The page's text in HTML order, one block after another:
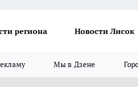
региона Новости Лисок
Мы в Дзене